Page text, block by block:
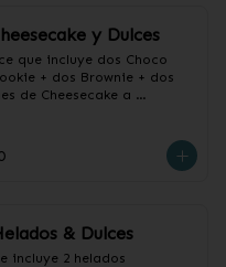
y Dulces
que incluye dos Choco
+ dos Brownie + dos
de Cheesecake a
& Dulces
incluye 2 helados